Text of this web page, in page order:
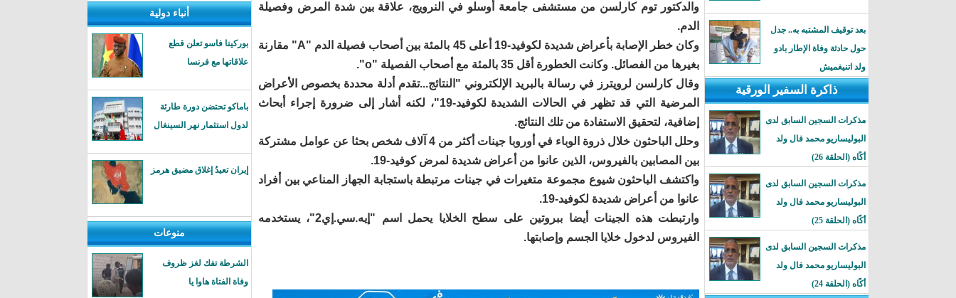
بعد توقيف المشتبه به.. جدل
حول حادثة وفاة الإطار بادو
ولد اتنيغميش
ذاكرة السفير الورقية
مذكرات السجين السابق لدى
البوليساريو محمد فال ولد
أكًاه (الحلقة 26)
مذكرات السجين السابق لدى
البوليساريو محمد فال ولد
أكًاه (الحلقة 25)
مذكرات السجين السابق لدى
البوليساريو محمد فال ولد
أكًاه (الحلقة 24)
والدكتور توم كارلسن من مستشفى جامعة أوسلو في النرويج، علاقة بين شدة المرض وفصيلة
الدم.
وكان خطر الإصابة بأعراض شديدة لكوفيد-19 أعلى 45 بالمئة بين أصحاب فصيلة الدم "A" مقارنة
بغيرها من الفصائل. وكانت الخطورة أقل 35 بالمئة مع أصحاب الفصيلة "o".
وقال كارلسن لرويترز في رسالة بالبريد الإلكتروني "النتائج...تقدم أدلة محددة بخصوص الأعراض
المرضية التي قد تظهر في الحالات الشديدة لكوفيد-19"، لكنه أشار إلى ضرورة إجراء أبحاث
إضافية، لتحقيق الاستفادة من تلك النتائج.
وحلل الباحثون خلال ذروة الوباء في أوروبا جينات أكثر من 4 آلاف شخص بحثا عن عوامل مشتركة
بين المصابين بالفيروس، الذين عانوا من أعراض شديدة لمرض كوفيد-19.
واكتشف الباحثون شيوع مجموعة متغيرات في جينات مرتبطة باستجابة الجهاز المناعي بين أفراد
عانوا من أعراض شديدة لكوفيد-19.
وارتبطت هذه الجينات أيضا ببروتين على سطح الخلايا يحمل اسم "إيه.سي.إي2"، يستخدمه
الفيروس لدخول خلايا الجسم وإصابتها.
أنباء دولية
بوركينا فاسو تعلن قطع
علاقاتها مع فرنسا
باماكو تحتضن دورة طارئة
لدول استثمار نهر السينغال
إيران تعيدُ إغلاق مضيق هرمز
منوعات
الشرطة تفك لغز ظروف
وفاة الفتاة هاوا يا